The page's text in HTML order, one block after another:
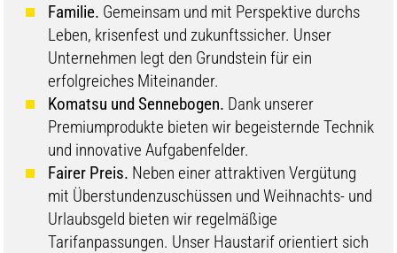
Familie. Gemeinsam und mit Perspektive durchs
Leben, krisenfest und zukunftssicher. Unser
Unternehmen legt den Grundstein für ein
erfolgreiches Miteinander.
Komatsu und Sennebogen. Dank unserer
Premiumprodukte bieten wir begeisternde Technik
und innovative Aufgabenfelder.
Fairer Preis. Neben einer attraktiven Vergütung
mit Überstundenzuschüssen und Weihnachts- und
Urlaubsgeld bieten wir regelmäßige
Tarifanpassungen. Unser Haustarif orientiert sich